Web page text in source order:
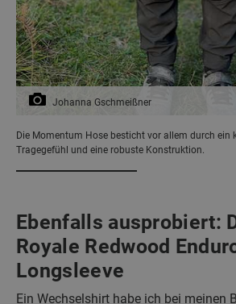
Johanna Gschmeißner
Die Momentum Hose besticht vor allem durch ein
Tragegefühl und eine robuste Konstruktion.
Ebenfalls ausprobiert:
Royale Redwood
Longsleeve
Ein Wechselshirt habe ich bei meinen